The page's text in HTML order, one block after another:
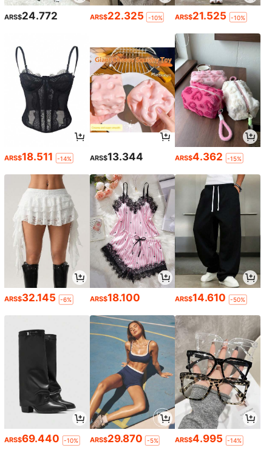
ARS$24.772 ARS$22.325 -10% ARS$21.525 -10%
ARS$18.511 -14% ARS$13.344 ARS$4.362 -15%
ARS$32.145 -6% ARS$18.100 ARS$14.610 -50%
ARS$69.440 -10% ARS$29.870 -5% ARS$4.995 -14%